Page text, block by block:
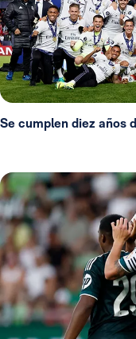
Se cumplen diez años